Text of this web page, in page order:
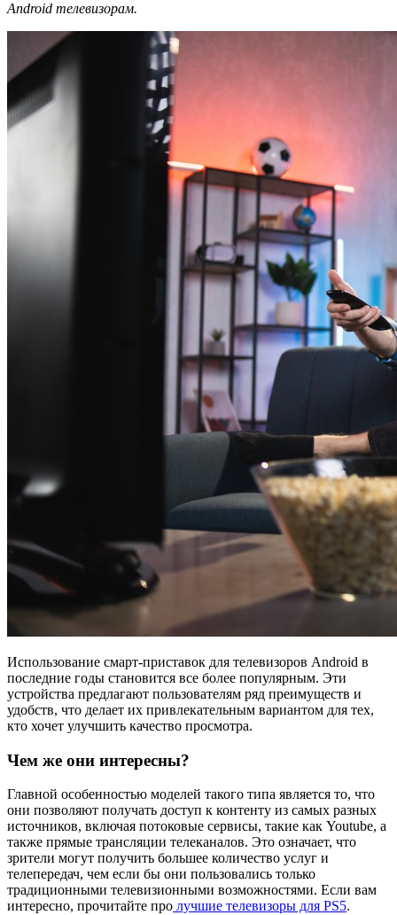
Android телевизорам.
Использование смарт-приставок для телевизоров Android в
последние годы становится все более популярным. Эти
устройства предлагают пользователям ряд преимуществ и
удобств, что делает их привлекательным вариантом для тех,
кто хочет улучшить качество просмотра.
Чем же они интересны?
Главной особенностью моделей такого типа является то, что
они позволяют получать доступ к контенту из самых разных
источников, включая потоковые сервисы, такие как Youtube, а
также прямые трансляции телеканалов. Это означает, что
зрители могут получить большее количество услуг и
телепередач, чем если бы они пользовались только
традиционными телевизионными возможностями. Если вам
интересно, прочитайте про лучшие телевизоры для PS5.